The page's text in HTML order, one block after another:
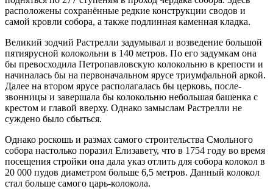
расположены сохранённые редкие конструкции сводов и
самой кровли собора, а также подлинная каменная кладка.
Великий зодчий Растрелли задумывал и возведение большой
пятиярусной колокольни в 140 метров. По его задумкам она
бы превосходила Петропавловскую колокольню в крепости и
начиналась бы на первоначальном ярусе триумфальной аркой.
Далее на втором ярусе располагалась бы церковь, после-
звонницы и завершала бы колокольню небольшая башенка с
крестом и главой вверху. Однако замыслам Растрелли не
суждено было сбыться.
Однако роскошь и размах самого строительства Смольного
собора настолько поразил Елизавету, что в 1754 году во время
посещения стройки она дала указ отлить для собора колокол в
20 000 пудов диаметром больше 6,5 метров. Данный колокол
стал больше самого царь-колокола.